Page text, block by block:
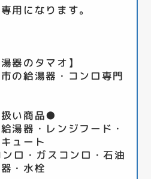
用になります。
湯器のタマオ】
の給湯器・コンロ専門
い商品●
湯器・レンジフード・
ュート
ロ・ガスコンロ・石油
・水栓